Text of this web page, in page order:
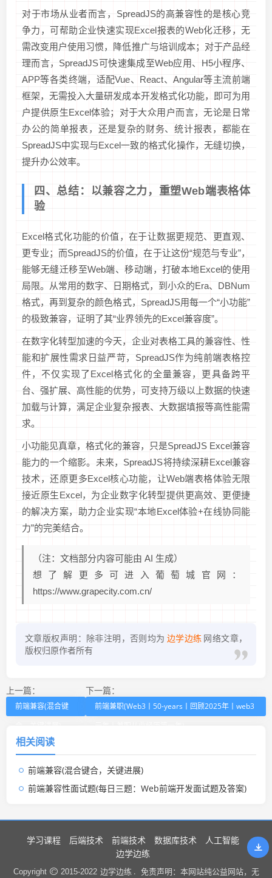
对于市场从业者而言，SpreadJS的高兼容性的是核心竞
争力，可帮助企业快速实现Excel报表的Web化迁移，无
需改变用户使用习惯，降低推广与培训成本；对于产品经
理而言，SpreadJS可快速集成至Web应用、H5小程序、
APP等各类终端，适配Vue、React、Angular等主流前端
框架，无需投入大量研发成本开发格式化功能，即可为用
户提供原生Excel体验；对于大众用户而言，无论是日常
办公的简单报表，还是复杂的财务、统计报表，都能在
SpreadJS中实现与Excel一致的格式化操作，无缝切换，
提升办公效率。
四、总结：以兼容之力，重塑Web端表格体
验
Excel格式化功能的价值，在于让数据更规范、更直观、
更专业；而SpreadJS的价值，在于让这份“规范与专业”，
能够无缝迁移至Web端、移动端，打破本地Excel的使用
局限。从常用的数字、日期格式，到小众的Era、DBNum
格式，再到复杂的颜色格式，SpreadJS用每一个“小功能”
的极致兼容，证明了其“业界领先的Excel兼容度”。
在数字化转型加速的今天，企业对表格工具的兼容性、性
能和扩展性需求日益严苛，SpreadJS作为纯前端表格控
件，不仅实现了Excel格式化的全量兼容，更具备跨平
台、强扩展、高性能的优势，可支持万级以上数据的快速
加载与计算，满足企业复杂报表、大数据填报等高性能需
求。
小功能见真章，格式化的兼容，只是SpreadJS Excel兼容
能力的一个缩影。未来，SpreadJS将持续深耕Excel兼容
技术，还原更多Excel核心功能，让Web端表格体验无限
接近原生Excel，为企业数字化转型提供更高效、更便捷
的解决方案，助力企业实现“本地Excel体验+在线协同能
力”的完美结合。
（注：文档部分内容可能由 AI 生成）
想了解更多可进入葡萄城官网：
https://www.grapecity.com.cn/
文章版权声明：除非注明，否则均为 边学边练 网络文章，
版权归原作者所有
上一篇：
前端兼容(混合键
下一篇：
前端兼职(Web3丨50-years丨回顾2025年丨web3
相关阅读
前端兼容(混合键合，关键进展)
前端兼容性面试题(每日三题：Web前端开发面试题及答案)
学习课程 后端技术 前端技术 数据库技术
人工智能
边学边练
Copyright 2015-2022 边学边练 . 免责声明：本网站纯公益网站，无